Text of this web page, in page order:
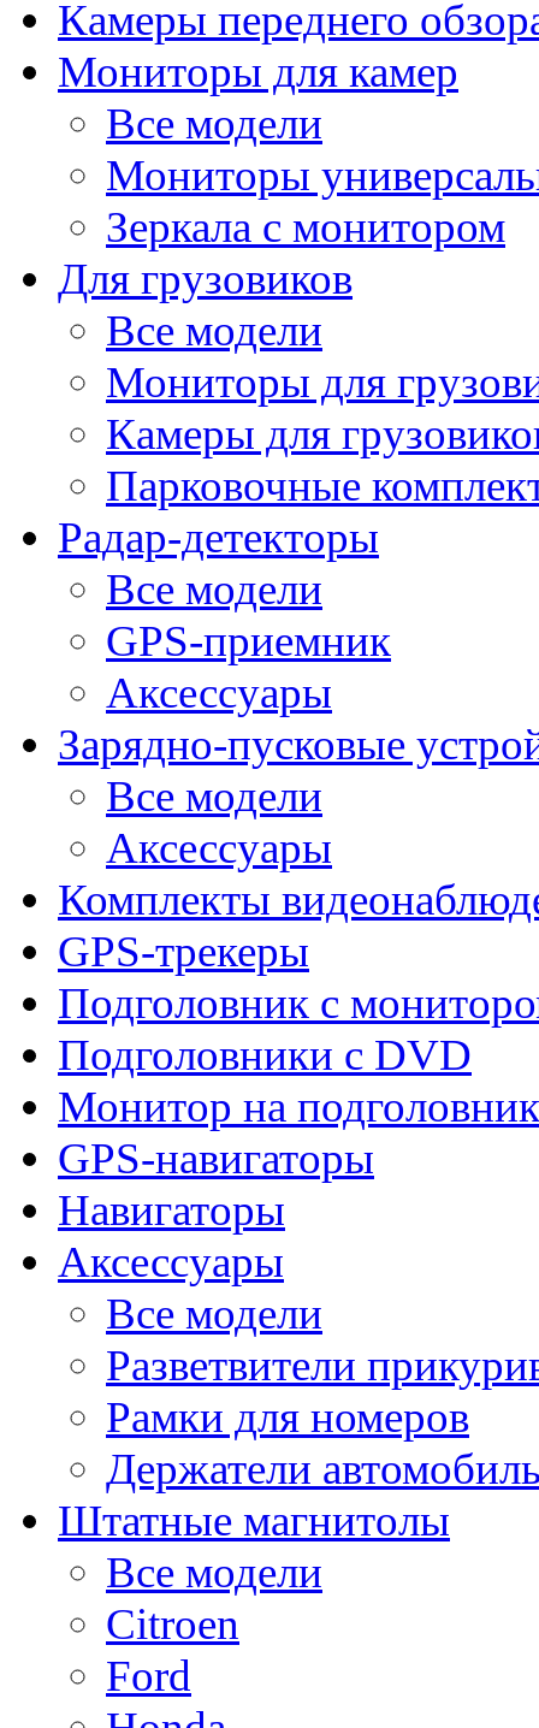
Камеры переднего
Мониторы для камер
Все модели
Мониторы
Зеркала с монитором
Для грузовиков
Все модели
Мониторы для
Камеры для
Парковочные
Радар-детекторы
Все модели
GPS-приемник
Аксессуары
Зарядно-пусковые
Все модели
Аксессуары
Комплекты
GPS-трекеры
Подголовник с
Подголовники с DVD
Монитор на подголовник
GPS-навигаторы
Навигаторы
Аксессуары
Все модели
Разветвители
Рамки для номеров
Держатели
Штатные магнитолы
Все модели
Citroen
Ford